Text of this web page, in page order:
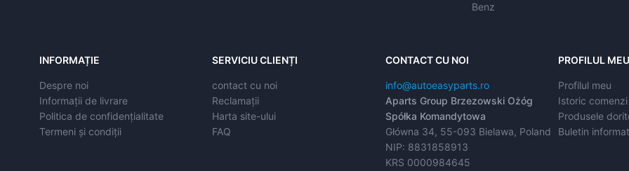
Benz
INFORMAȚIE
Despre noi
Informații de livrare
Politica de confidențialitate
Termeni și condiții
SERVICIU CLIENȚI
contact cu noi
Reclamații
Harta site-ului
FAQ
CONTACT CU NOI
info@autoeasyparts.ro
Aparts Group Brzezowski Ożóg
Spółka Komandytowa
Główna 34, 55-093 Bielawa, Poland
NIP: 8831858913
KRS 0000984645
PROFILUL MEU
Profilul meu
Istoric comenzi
Produsele
Buletin